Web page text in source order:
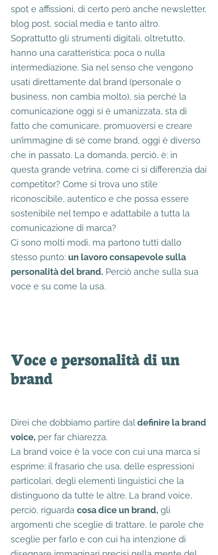
spot e affissioni, di certo però anche newsletter,
blog post, social media e tanto altro.
Soprattutto gli strumenti digitali, oltretutto,
hanno una caratteristica: poca o nulla
intermediazione. Sia nel senso che vengono
usati direttamente dal brand (personale o
business, non cambia molto), sia perché la
comunicazione oggi si è umanizzata, sta di
fatto che comunicare, promuoversi e creare
un’immagine di sé come brand, oggi è diverso
che in passato. La domanda, perciò, è: in
questa grande vetrina, come ci si differenzia dai
competitor? Come si trova uno stile
riconoscibile, autentico e che possa essere
sostenibile nel tempo e adattabile a tutta la
comunicazione di marca?
Ci sono molti modi, ma partono tutti dallo
stesso punto: un lavoro consapevole sulla
personalità del brand. Perciò anche sulla sua
voce e su come la usa.
Voce e personalità di un
brand
Direi che dobbiamo partire daldefinire la brand
voice, per far chiarezza.
La brand voice è la voce con cui una marca si
esprime: il frasario che usa, delle espressioni
particolari, degli elementi linguistici che la
distinguono da tutte le altre. La brand voice,
perciò, riguardacosa dice un brand, gli
argomenti che sceglie di trattare, le parole che
sceglie per farlo e con cui ha intenzione di